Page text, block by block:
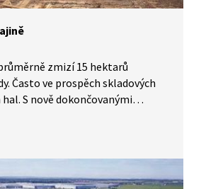
zmizí 15 hektarů
Často ve prospěch skladových
S nově dokončovanými
poukazuje na nešvary, které
procesy vůči veřejnosti,